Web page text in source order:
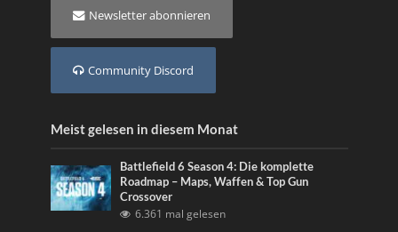
Newsletter abonnieren
Community Discord
Meist gelesen in diesem Monat
Battlefield 6 Season 4: Die komplette
Roadmap – Maps, Waffen & Top Gun
Crossover
6.361 mal gelesen